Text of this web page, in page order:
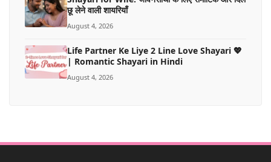
छू लेने वाली शायरियाँ
August 4, 2026
Life Partner Ke Liye 2 Line Love Shayari 💖
| Romantic Shayari in Hindi
August 4, 2026